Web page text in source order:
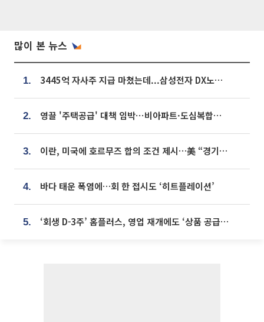
많이 본 뉴스
1. 3445억 자사주 지급 마쳤는데...삼성전자 DX노조, 뒤늦은 '떼쓰기 집회'
2. 영끌 '주택공급' 대책 임박⋯비아파트·도심복합까지 총동원
3. 이란, 미국에 호르무즈 합의 조건 제시…美 “경기 아직 안 끝나” [종합]
4. 바다 태운 폭염에…회 한 접시도 ‘히트플레이션’
5. ‘회생 D-3주’ 홈플러스, 영업 재개에도 ‘상품 공급망’ 복구가 생존 관건